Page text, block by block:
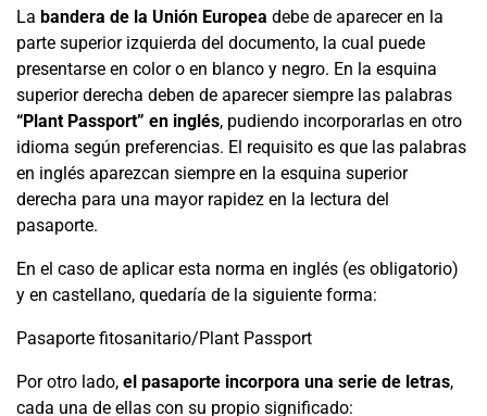
La bandera de la Unión Europea debe de aparecer en la
parte superior izquierda del documento, la cual puede
presentarse en color o en blanco y negro. En la esquina
superior derecha deben de aparecer siempre las palabras
“Plant Passport” en inglés, pudiendo incorporarlas en otro
idioma según preferencias. El requisito es que las palabras
en inglés aparezcan siempre en la esquina superior
derecha para una mayor rapidez en la lectura del
pasaporte.
En el caso de aplicar esta norma en inglés (es obligatorio)
y en castellano, quedaría de la siguiente forma:
Pasaporte fitosanitario/Plant Passport
Por otro lado, el pasaporte incorpora una serie de letras,
cada una de ellas con su propio significado: